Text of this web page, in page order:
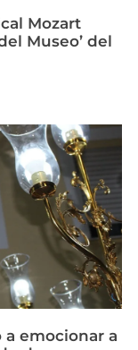
Mozart
Museo’ del
a emocionar a